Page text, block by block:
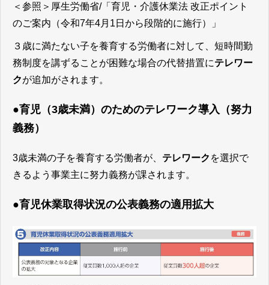
＜参照＞ 厚生労働省/「育児・介護休業法 改正ポイント
のご案内（令和7年4月1日から段階的に施行）」
３歳に満たない子を養育する労働者に対して、短時間勤
務制度を講ずることが困難な場合の代替措置にテレワー
クが追加がされます。
●育児（3歳未満）のためのテレワーク導入（努力
義務）
3歳未満の子を養育する労働者が、 テレワーク を選択で
きるよう事業主に努力義務が課されます。
●育児休業取得状況の公表義務の適用拡大